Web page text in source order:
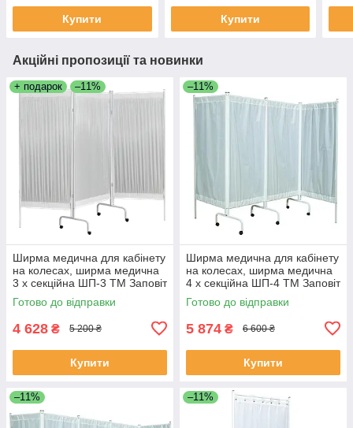
Купити Купити
Акційні пропозиції та новинки
+ подарок –11%
Ширма медична для кабінету
на колесах, ширма медична
3 х секційна ШП-3 ТМ Заповіт
Готово до відправки
4 628 ₴ 5 200 ₴
Купити
–11%
Ширма медична для кабінету
на колесах, ширма медична
4 х секційна ШП-4 ТМ Заповіт
Готово до відправки
5 874 ₴ 6 600 ₴
Купити
–11% –11%